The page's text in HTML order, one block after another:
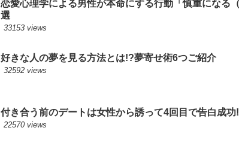
恋愛心理学による男性が本命にする行動「慎重になる
選
33153 views
好きな人の夢を見る方法とは!?夢寄せ術6つご紹介
32592 views
付き合う前のデートは女性から誘って4回目で告白成
22570 views